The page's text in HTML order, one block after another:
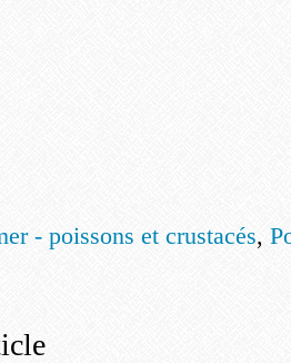
- poissons et crustacés,